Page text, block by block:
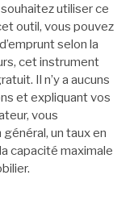
utiliser ce
outil, vous pouvez
selon la
cet instrument
Il n’y a aucuns
et expliquant vos
vous
un taux en
capacité maximale